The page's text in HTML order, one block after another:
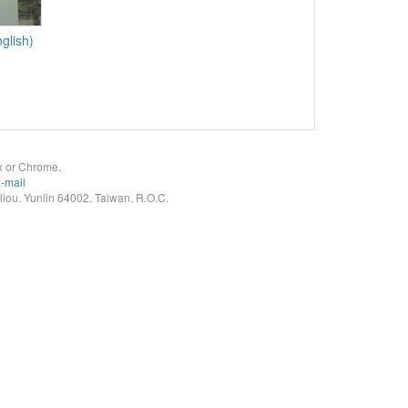
or Chrome.
mail
Yunlin 64002. Taiwan. R.O.C.